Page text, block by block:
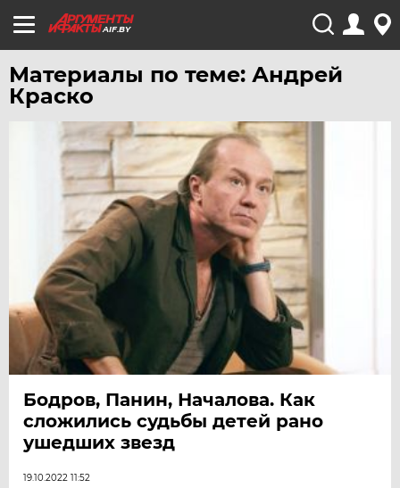
AIF.BY
Материалы по теме: Андрей
Краско
Бодров, Панин, Началова. Как
сложились судьбы детей рано
ушедших звезд
19.10.2022 11:52